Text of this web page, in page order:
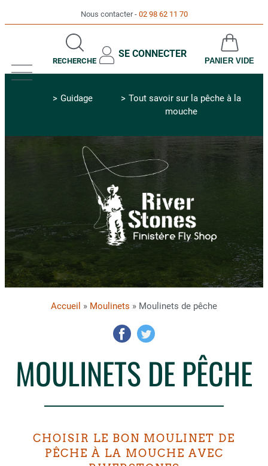
Nous contacter 02 98 62 11 70
RECHERCHE
SE CONNECTER
PANIER VIDE
Guidage
Tout savoir sur la pêche à la
mouche
Accueil » Moulinets » Moulinets de pêche
MOULINETS DE PÊCHE
CHOISIR LE BON MOULINET DE
PÊCHE À LA MOUCHE AVEC